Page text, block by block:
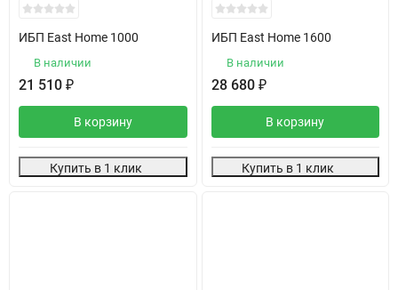
ИБП East Home 1000
В наличии
21 510 ₽
В корзину
Купить в 1 клик
ИБП East Home 1600
В наличии
28 680 ₽
В корзину
Купить в 1 клик